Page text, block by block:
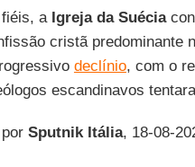
a Igreja da Suécia
cristã predominante
declínio, com o
escandinavos
Sputnik Itália, 18-08-